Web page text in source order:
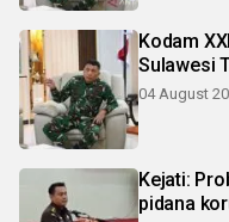
Kodam
Sulawesi
04 August
Kejati:
pidana